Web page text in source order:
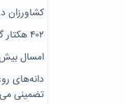
کشاورزان
۴۰۲ هکتار گلرنگ در لرستان کشت شده است
امسال بیش از ۷۰ هزار تن پسته در رفسنجان
دانه‌های
تضمینی